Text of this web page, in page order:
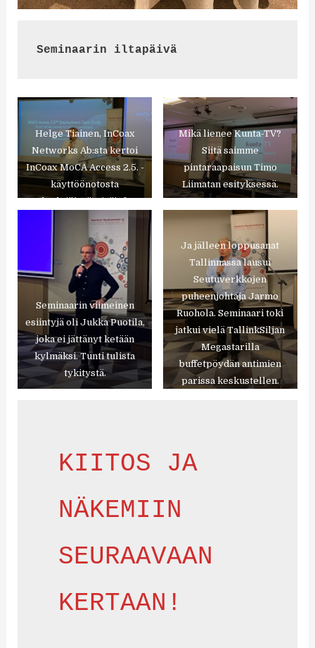
Seminaarin iltapäivä
Helge Tiainen, InCoax
Networks Ab:sta kertoi
InCoax MoCA Access 2.5. -
käyttöönotosta
taloyhtiöissä. Lisäinfoa
antoi tyytyväinen asiakas
eli PSSV:n toimitusjohtaja
Jukka Ehto.
Mikä lienee Kunta-TV?
Siitä saimme
pintaraapaisun Timo
Liimatan esityksessä.
Seminaarin viimeinen
esiintyjä oli Jukka Puotila,
joka ei jättänyt ketään
kylmäksi. Tunti tulista
tykitystä.
Ja jälleen loppusanat
Tallinnassa lausui
Seutuverkkojen
puheenjohtaja Jarmo
Ruohola. Seminaari toki
jatkui vielä TallinkSiljan
Megastarilla
buffetpöydän antimien
parissa keskustellen.
KIITOS JA
NÄKEMIIN
SEURAAVAAN
KERTAAN!